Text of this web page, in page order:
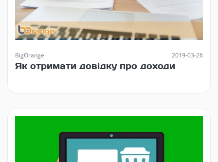
BigOrange 2019-03-26
Як отримати довідку про доходи